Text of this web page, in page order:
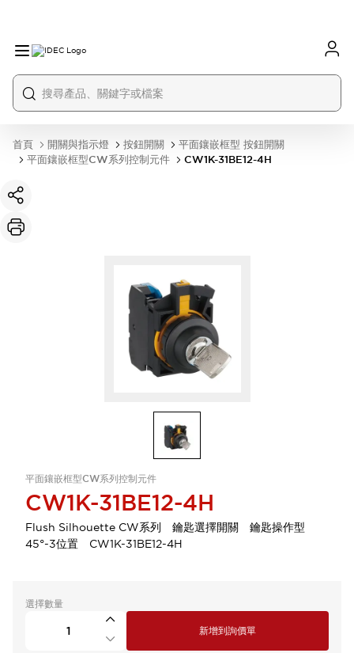
首頁 開關與指示燈 按鈕開關
平面鑲嵌框型 按鈕開關
平面鑲嵌框型CW系列控制元件
CW1K-31BE12-4H
平面鑲嵌框型CW系列控制元件
CW1K-31BE12-4H
Flush Silhouette CW系列 鑰匙選擇開關 鑰匙操作型
45°-3位置 CW1K-31BE12-4H
選擇數量
新增到詢價單